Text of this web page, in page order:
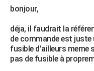
S'inscrire
Se connecter
Lycées
Collèges
Primaires
Universités
Entreprises
Service militaire
Avis de recherche
AVIS DE DÉCÈS
FORUM
Bricolage
Lifestyle
Culture
Sport
Auto
Television
Voyage
Cinema
bonjour,
déja, il faudrait la
de commande est
fusible d'ailleurs meme
pas de fusible à